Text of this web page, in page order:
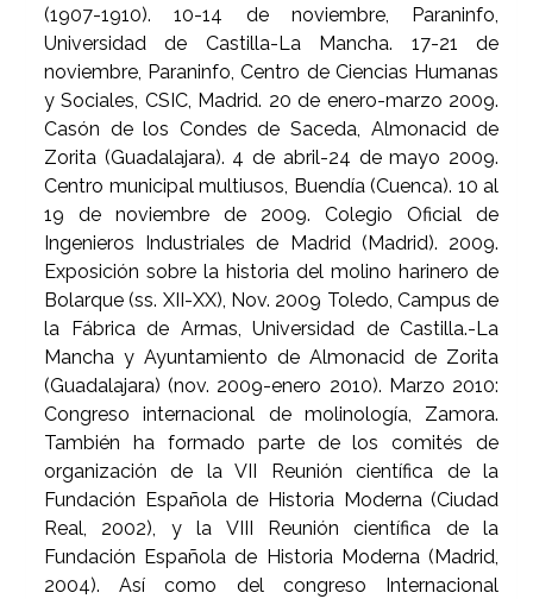
(1907-1910). 10-14 de noviembre, Paraninfo,
Universidad de Castilla-La Mancha. 17-21 de
noviembre, Paraninfo, Centro de Ciencias Humanas
y Sociales, CSIC, Madrid. 20 de enero-marzo 2009.
Casón de los Condes de Saceda, Almonacid de
Zorita (Guadalajara). 4 de abril-24 de mayo 2009.
Centro municipal multiusos, Buendía (Cuenca). 10 al
19 de noviembre de 2009. Colegio Oficial de
Ingenieros Industriales de Madrid (Madrid). 2009.
Exposición sobre la historia del molino harinero de
Bolarque (ss. XII-XX), Nov. 2009 Toledo, Campus de
la Fábrica de Armas, Universidad de Castilla.-La
Mancha y Ayuntamiento de Almonacid de Zorita
(Guadalajara) (nov. 2009-enero 2010). Marzo 2010:
Congreso internacional de molinología, Zamora.
También ha formado parte de los comités de
organización de la VII Reunión científica de la
Fundación Española de Historia Moderna (Ciudad
Real, 2002), y la VIII Reunión científica de la
Fundación Española de Historia Moderna (Madrid,
2004). Así como del congreso Internacional